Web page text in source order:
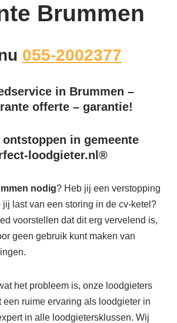
Brummen
055-2002377
in Brummen –
offerte – garantie!
in gemeente
loodgieter.nl®
nodig? Heb jij een verstopping
jij last van een storing in de cv-ketel?
voorstellen dat dit erg vervelend is,
geen gebruik kunt maken van
het probleem is, onze loodgieters
een ruime ervaring als loodgieter in
in alle loodgietersklussen. Wij